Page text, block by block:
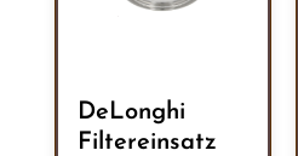
DeLonghi
Filtereinsatz